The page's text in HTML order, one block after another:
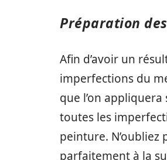
Préparation
Afin d’avoir un
imperfections du
que l’on
toutes les
peinture.
parfaitement à la